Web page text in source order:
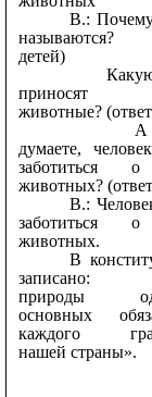
В.:
называются?
детей)
Какую
приносят
животные?
А
думаете,
заботиться
животных?
В.:
заботиться
животных.
В
записано:
природы
основных
каждого
нашей страны».